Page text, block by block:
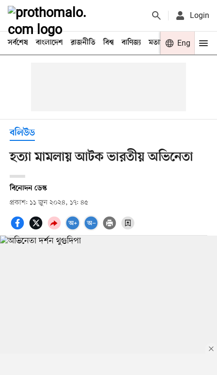
Login
সর্বশেষ বাংলাদেশ রাজনীতি বিশ্ব বাণিজ্য মতামত খেলা
Eng
বলিউড
হত্যা মামলায় আটক ভারতীয় অভিনেতা
বিনোদন ডেস্ক
প্রকাশ: ১১ জুন ২০২৪, ১৭: ৪৫